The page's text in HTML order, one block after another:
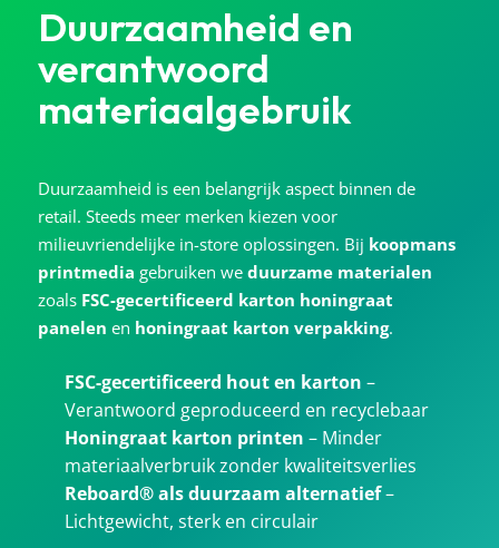
Duurzaamheid en
verantwoord
materiaalgebruik
Duurzaamheid is een belangrijk aspect binnen de
retail. Steeds meer merken kiezen voor
milieuvriendelijke in-store oplossingen. Bij koopmans
printmedia gebruiken we duurzame materialen
zoals FSC-gecertificeerd karton honingraat
panelen en honingraat karton verpakking.
FSC-gecertificeerd hout en karton –
Verantwoord geproduceerd en recyclebaar
Honingraat karton printen – Minder
materiaalverbruik zonder kwaliteitsverlies
Reboard® als duurzaam alternatief–
Lichtgewicht, sterk en circulair